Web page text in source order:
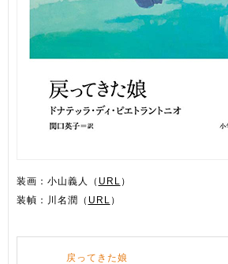
装画：小山義人（ URL ）
装幀：川名潤（ URL ）
戻ってきた娘